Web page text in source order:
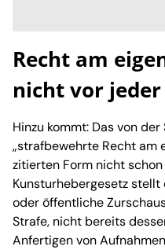
Recht am
nicht vor
Hinzu kommt: Das von
„strafbewehrte Recht am
zitierten Form nicht
Kunsturhebergesetz
oder öffentliche
Strafe, nicht bereits
Anfertigen von